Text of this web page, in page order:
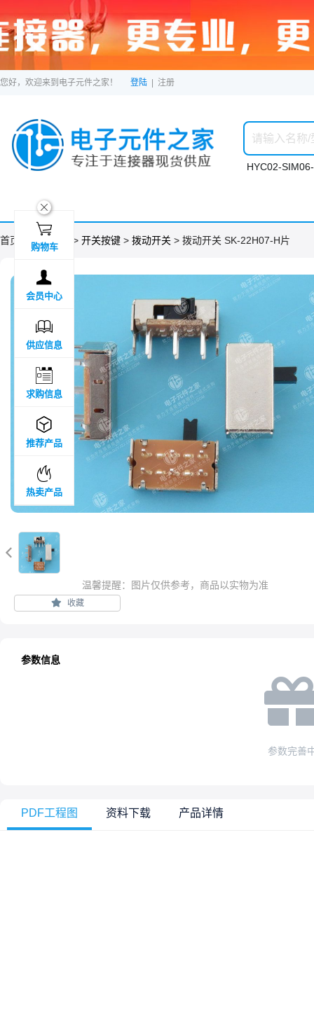
您好，欢迎来到电子元件之家！ 登陆 注册
HYC02-
首页 > 分类目录 > 开关按键 > 拨动开关 > 拨动开关 SK-22H07-H片

温馨提醒：图片仅供参考，商品以实物为准
收藏
参数信息
参数完善
PDF工程图 资料下载 产品详情
ဆ

购物车

会员中心

供应信息

求购信息

推荐产品

热卖产品